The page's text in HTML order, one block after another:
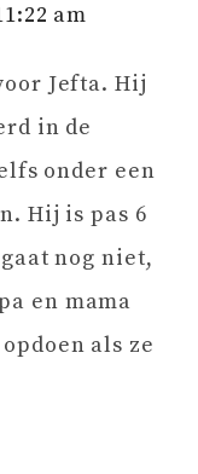
am
Jefta. Hij
in de
onder een
Hij is pas 6
nog niet,
en mama
als ze